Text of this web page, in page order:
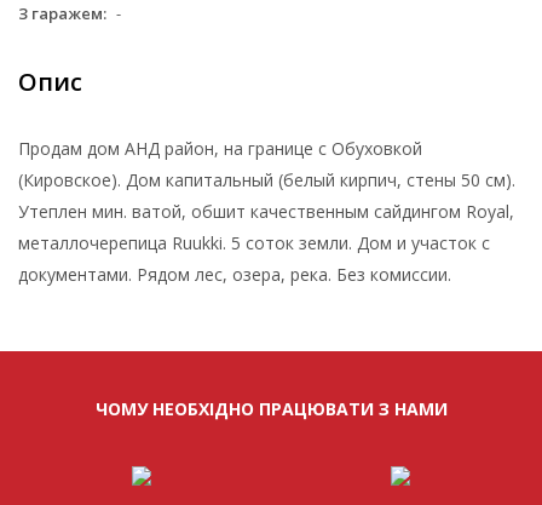
З гаражем: -
Опис
Продам дом АНД район, на границе с Обуховкой
(Кировское). Дом капитальный (белый кирпич, стены 50 см).
Утеплен мин. ватой, обшит качественным сайдингом Royal,
металлочерепица Ruukki. 5 соток земли. Дом и участок с
документами. Рядом лес, озера, река. Без комиссии.
ЧОМУ НЕОБХІДНО ПРАЦЮВАТИ З НАМИ